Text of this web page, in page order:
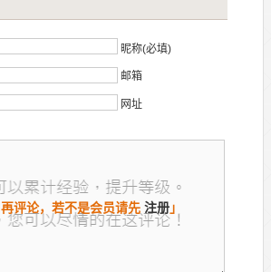
昵称(必填)
邮箱
网址
再评论，若不是会员请先 注册」